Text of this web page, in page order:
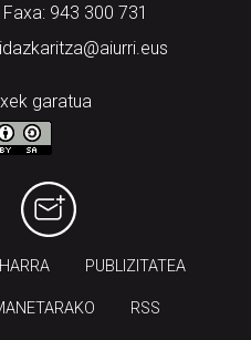
943 300 731
garatua
PUBLIZITATEA
RSS